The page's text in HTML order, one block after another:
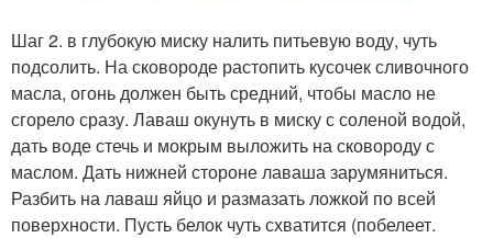
Шаг 2. в глубокую миску налить питьевую воду, чуть
подсолить. На сковороде растопить кусочек сливочного
масла, огонь должен быть средний, чтобы масло не
сгорело сразу. Лаваш окунуть в миску с соленой водой,
дать воде стечь и мокрым выложить на сковороду с
маслом. Дать нижней стороне лаваша зарумяниться.
Разбить на лаваш яйцо и размазать ложкой по всей
поверхности. Пусть белок чуть схватится (побелеет.